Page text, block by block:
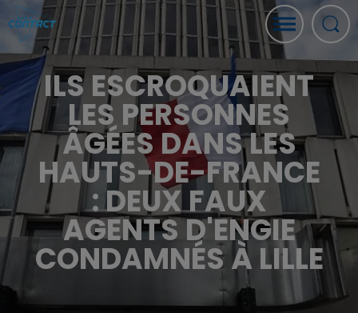
ILS ESCROQUAIENT
LES PERSONNES
ÂGÉES DANS LES
HAUTS-DE-FRANCE
: DEUX FAUX
AGENTS D'ENGIE
CONDAMNÉS À LILLE